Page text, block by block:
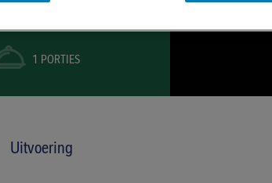
1 PORTIES
Uitvoering